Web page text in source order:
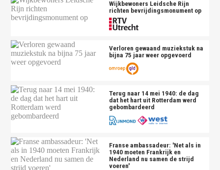
Wijkbewoners Leidsche Rijn
richten bevrijdingsmonument op
Verloren gewaand muziekstuk na
bijna 75 jaar weer opgevoerd
Terug naar 14 mei 1940: de dag
dat het hart uit Rotterdam werd
gebombardeerd
Franse ambassadeur: 'Net als in
1940 moeten Frankrijk en
Nederland nu samen de strijd
voeren'